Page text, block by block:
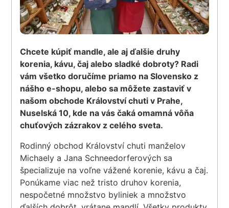
Chcete kúpiť mandle, ale aj ďalšie druhy
korenia, kávu, čaj alebo sladké dobroty? Radi
vám všetko doručíme priamo na Slovensko z
nášho e-shopu, alebo sa môžete zastaviť v
našom obchode Království chuti v Prahe,
Nuselská 10, kde na vás čaká omamná vôňa
chuťových zázrakov z celého sveta.
Rodinný obchod Království chuti manželov
Michaely a Jana Schneedorferových sa
špecializuje na voľne vážené korenie, kávu a čaj.
Ponúkame viac než tristo druhov korenia,
nespočetné množstvo byliniek a množstvo